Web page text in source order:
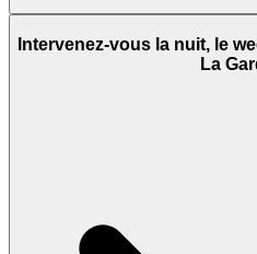
Intervenez-vous la nuit, le
La